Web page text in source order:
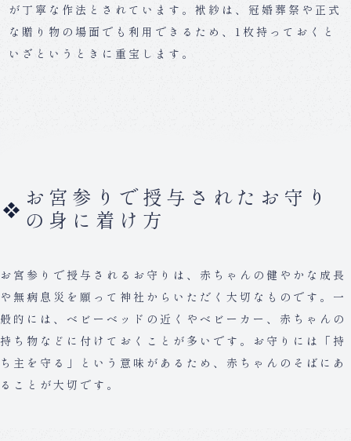
が丁寧な作法とされています。袱紗は、冠婚葬祭や正式
な贈り物の場面でも利用できるため、1枚持っておくと
いざというときに重宝します。
お宮参りで授与されたお守り
の身に着け方
お宮参りで授与されるお守りは、赤ちゃんの健やかな成長
や無病息災を願って神社からいただく大切なものです。一
般的には、ベビーベッドの近くやベビーカー、赤ちゃんの
持ち物などに付けておくことが多いです。お守りには「持
ち主を守る」という意味があるため、赤ちゃんのそばにあ
ることが大切です。